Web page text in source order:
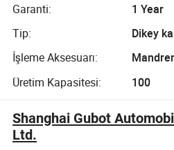
Garanti:
1 Year
Tip:
Dikey
İşleme Aksesuarı:
Üretim Kapasitesi:
100
Shanghai Gubot
Ltd.